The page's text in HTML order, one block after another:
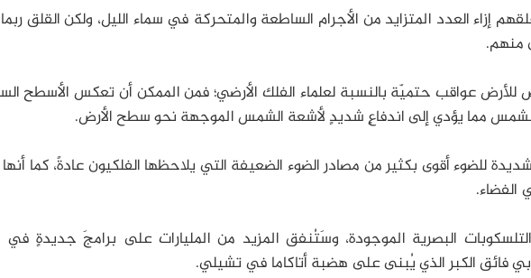
إزاء العدد المتزايد من الأجرام الساطعة والمتحركة في سماء الليل، ولكن القلق
منهم.
للأرض عواقب حتميّة بالنسبة لعلماء الفلك الأرضي؛ فمن الممكن أن تعكس الأسطح
الشمس مما يؤدي إلى اندفاعٍ شديدٍ لأشعة الشمس الموجهة نحو سطح الأرض.
للضوء أقوى بكثير من مصادر الضوء الضعيفة التي يلاحظها الفلكيون عادةً، كما
الفضاء.
البصرية الموجودة، وسَتُنفق المزيد من المليارات على برامجَ جديدةٍ في
فائق الكبر الذي يُبنى على هضبة أتاكاما في تشيلي.